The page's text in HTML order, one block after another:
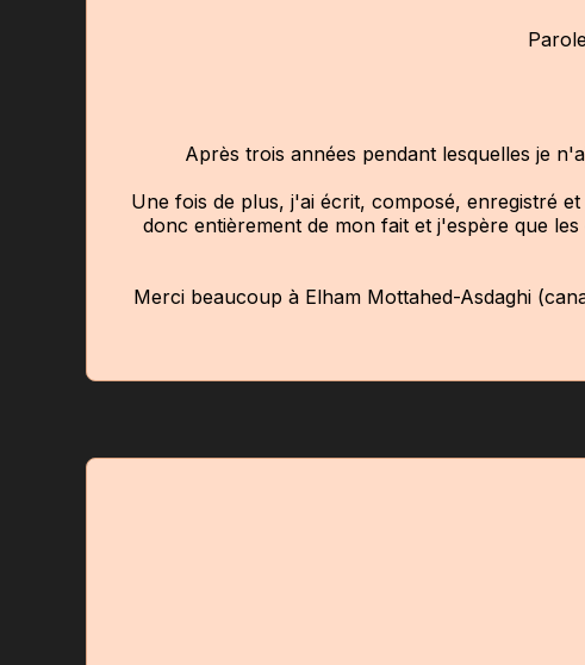
Après trois années pendant lesquelles je
Une fois de plus, j'ai écrit, composé, enregistré
donc entièrement de mon fait et j'espère que
Merci beaucoup à Elham Mottahed-Asdaghi